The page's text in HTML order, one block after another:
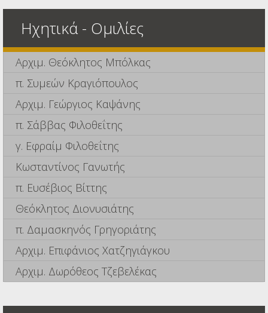
Ηχητικά - Ομιλίες
Αρχιμ. Θεόκλητος Μπόλκας
π. Συμεών Κραγιόπουλος
Αρχιμ. Γεώργιος Καψάνης
π. Σάββας Φιλοθεΐτης
γ. Εφραίμ Φιλοθεΐτης
Κωσταντίνος Γανωτής
π. Ευσέβιος Βίττης
Θεόκλητος Διονυσιάτης
π. Δαμασκηνός Γρηγοριάτης
Αρχιμ. Επιφάνιος Χατζηγιάγκου
Αρχιμ. Δωρόθεος Τζεβελέκας